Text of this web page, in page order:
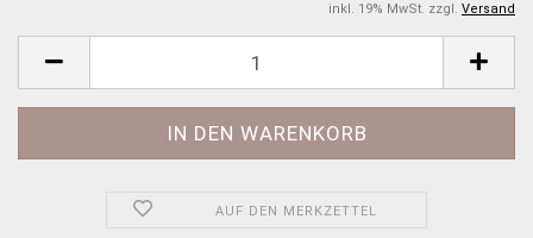
inkl. 19% MwSt. zzgl. Versand
AUF DEN MERKZETTEL